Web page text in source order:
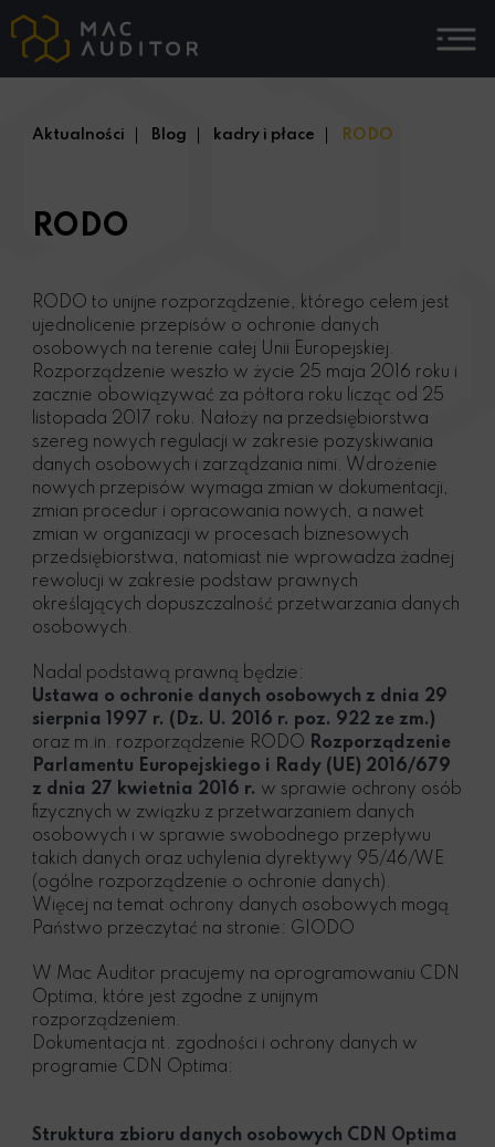
Aktualności Blog kadry i płace RODO
RODO
RODO to unijne rozporządzenie, którego celem jest
ujednolicenie przepisów o ochronie danych
osobowych na terenie całej Unii Europejskiej.
Rozporządzenie weszło w życie 25 maja 2016 roku i
zacznie obowiązywać za półtora roku licząc od 25
listopada 2017 roku. Nałoży na przedsiębiorstwa
szereg nowych regulacji w zakresie pozyskiwania
danych osobowych i zarządzania nimi. Wdrożenie
nowych przepisów wymaga zmian w dokumentacji,
zmian procedur i opracowania nowych, a nawet
zmian w organizacji w procesach biznesowych
przedsiębiorstwa, natomiast nie wprowadza żadnej
rewolucji w zakresie podstaw prawnych
określających dopuszczalność przetwarzania danych
osobowych.
Nadal podstawą prawną będzie:
Ustawa o ochronie danych osobowych z dnia 29
sierpnia 1997 r. (Dz. U. 2016 r. poz. 922 ze zm.)
oraz m.in. rozporządzenie RODO Rozporządzenie
Parlamentu Europejskiego i Rady (UE) 2016/679
z dnia 27 kwietnia 2016 r. w sprawie ochrony osób
fizycznych w związku z przetwarzaniem danych
osobowych i w sprawie swobodnego przepływu
takich danych oraz uchylenia dyrektywy 95/46/WE
(ogólne rozporządzenie o ochronie danych).
Więcej na temat ochrony danych osobowych mogą
Państwo przeczytać na stronie: GIODO
W Mac Auditor pracujemy na oprogramowaniu CDN
Optima, które jest zgodne z unijnym
rozporządzeniem.
Dokumentacja nt. zgodności i ochrony danych w
programie CDN Optima:
Struktura zbioru danych osobowych CDN Optima